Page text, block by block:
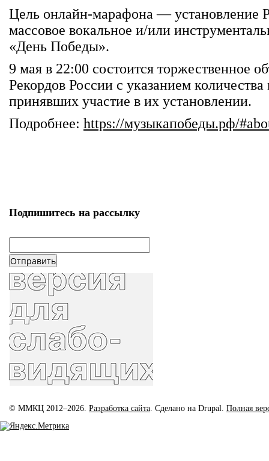
Цель онлайн-марафона — установление
массовое вокальное и/или
«День Победы».
9 мая в 22:00 состоится торжественное
Рекордов России с указанием
принявших участие в их установлении.
Подробнее: https://музыкапобеды.рф/
Подпишитесь на рассылку
© ММКЦ 2012–2026. Разработка сайта. Сделано на Drupal. Полная